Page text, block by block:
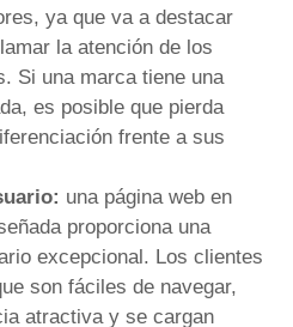
ya que va a destacar
la atención de los
Si una marca tiene una
es posible que pierda
frente a sus
una página web en
proporciona una
excepcional. Los clientes
son fáciles de navegar,
atractiva y se cargan